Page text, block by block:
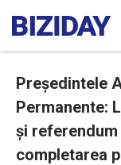
Președintele
Permanente:
și
completarea